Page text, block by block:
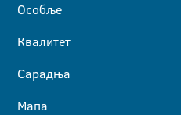
Особље
Квалитет
Сарадња
Мапа